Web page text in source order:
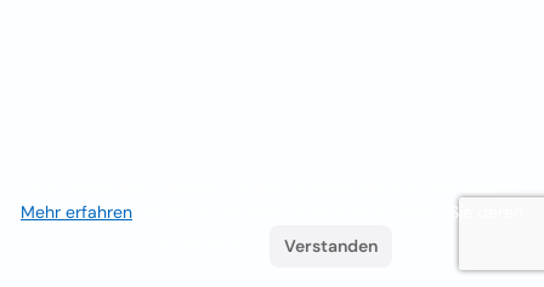
Mehr erfahren . Wenn Sie weiterhin surfen, akzeptieren Sie deren
Verstanden